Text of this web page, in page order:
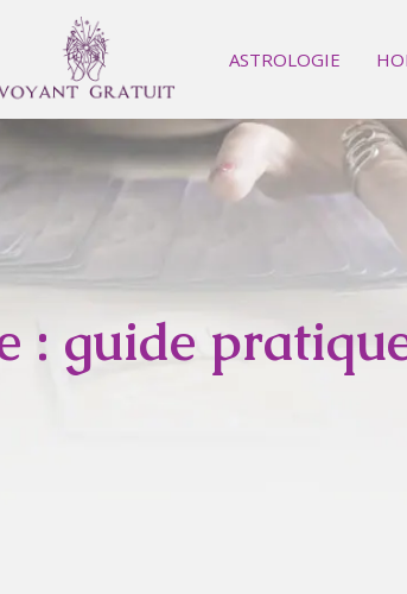
ASTROLOGIE
: guide